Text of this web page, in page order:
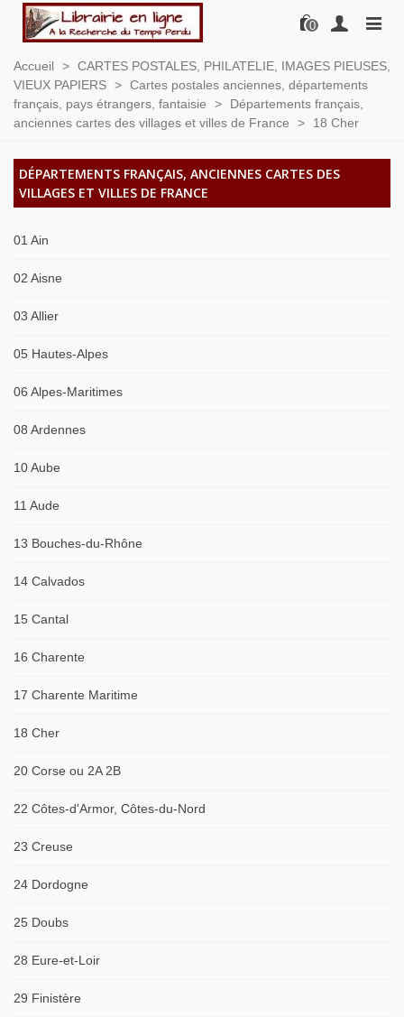
0
Accueil > CARTES POSTALES, PHILATELIE, IMAGES PIEUSES,
VIEUX PAPIERS > Cartes postales anciennes, départements
français, pays étrangers, fantaisie
>
Départements français,
anciennes cartes des villages et villes de France
> 18 Cher
DÉPARTEMENTS FRANÇAIS, ANCIENNES CARTES DES
VILLAGES ET VILLES DE FRANCE
01 Ain
02 Aisne
03 Allier
05 Hautes-Alpes
06 Alpes-Maritimes
08 Ardennes
10 Aube
11 Aude
13 Bouches-du-Rhône
14 Calvados
15 Cantal
16 Charente
17 Charente Maritime
18 Cher
20 Corse ou 2A 2B
22 Côtes-d'Armor, Côtes-du-Nord
23 Creuse
24 Dordogne
25 Doubs
28 Eure-et-Loir
29 Finistère